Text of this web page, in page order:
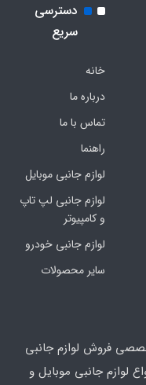
دسترسی
سریع
خانه
درباره ما
تماس با ما
راهنما
لوازم جانبی موبایل
لوازم جانبی لپ تاپ
و کامپیوتر
لوازم جانبی خودرو
سایر محصولات
فروش لوازم جانبی
هدف ارائه انواع لوازم جانبی موبایل و